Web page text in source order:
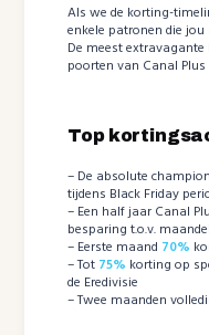
Als we de korting-
enkele patronen die
De meest
poorten van Canal
Top
– De absolute
tijdens Black Friday
– Een half jaar Canal
besparing t.o.v.
– Eerste maand 70%
– Tot 75% korting op
de Eredivisie
– Twee maanden